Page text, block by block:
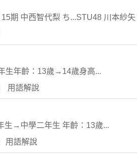
期 中西智代梨 ち...STU48 川本紗
生年齡：13歲→14歲身高...
用語解說
生→中學二年生 年齡：13歲...
用語解說